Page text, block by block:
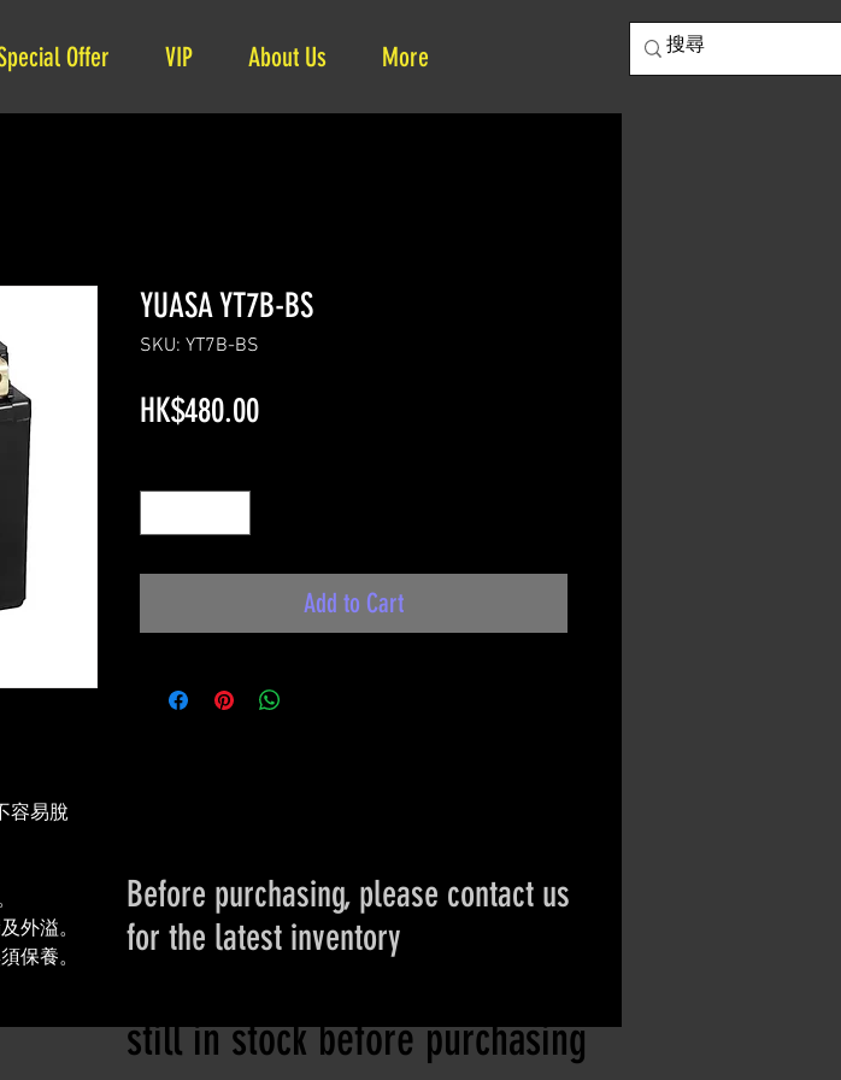
Offer VIP About Us More
容易脫
外溢。
保養。
YUASA YT7B-BS
SKU: YT7B-BS
HK$480.00Price
Add to Cart
Before purchasing, please contact us
for the latest inventory
still in stock before purchasing